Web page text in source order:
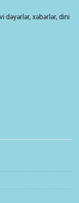
dəyərlər, xəbərlər, dini